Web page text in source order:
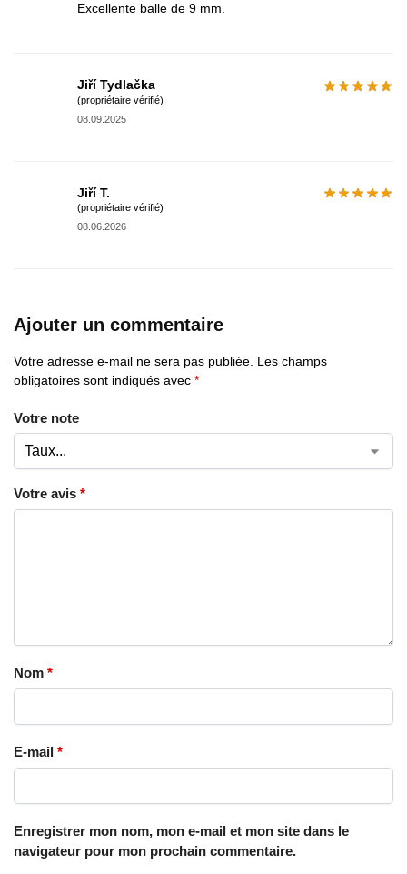
Excellente balle de 9 mm.
Jiří Tydlačka
(propriétaire vérifié)
08.09.2025
Jiří T.
(propriétaire vérifié)
08.06.2026
Ajouter un commentaire
Votre adresse e-mail ne sera pas publiée. Les champs
obligatoires sont indiqués avec *
Votre note
Votre avis *
Nom *
E-mail *
Enregistrer mon nom, mon e-mail et mon site dans le
navigateur pour mon prochain commentaire.